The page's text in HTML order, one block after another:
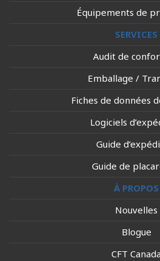
Équipements de
SERVICES
Audit de
Emballage /
Fiches de données
Logiciels
Guide
Guide de
À PROPOS
Nouvelles
Blogue
CFT Canada